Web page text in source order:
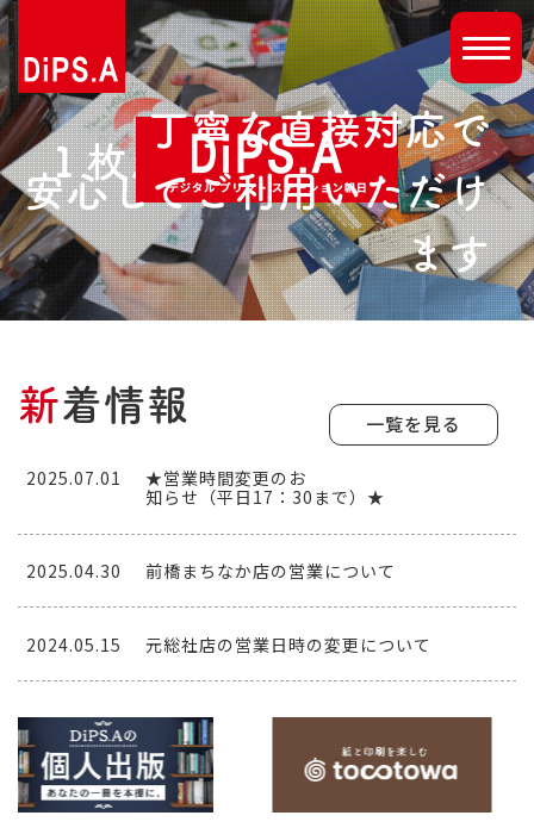
１枚から印刷OK!
丁寧な直接対応で
安心してご利用いただけ
ます
新着情報 一覧を見る
2025.07.01
★営業時間変更のお
知らせ（平日17：30まで）★
2025.04.30 前橋まちなか店の営業について
2024.05.15 元総社店の営業日時の変更について